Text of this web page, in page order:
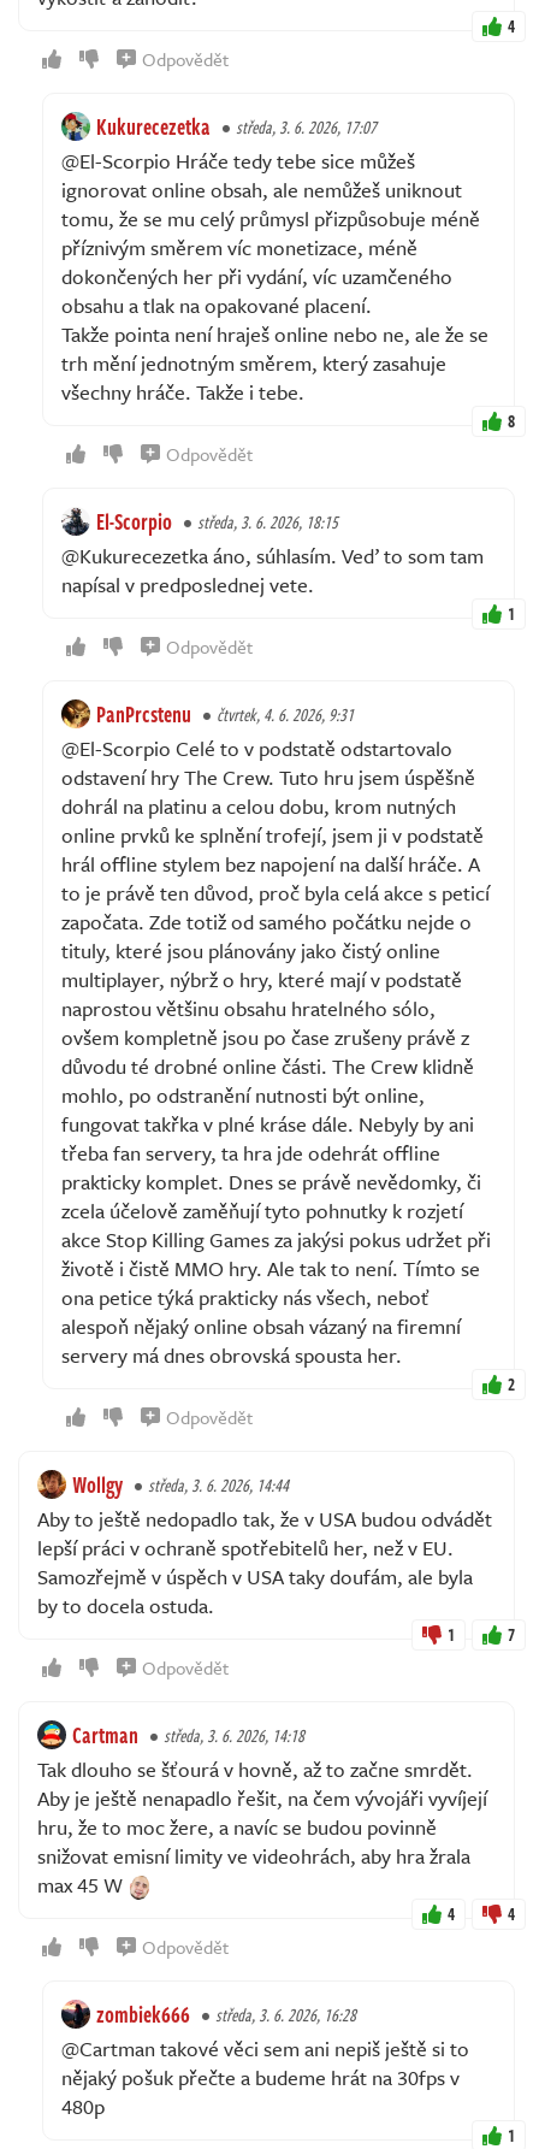
4
Odpovědět
Kukurecezetka středa, 3. 6. 2026, 17:07
@El-Scorpio Hráče tedy tebe sice můžeš
ignorovat online obsah, ale nemůžeš uniknout
tomu, že se mu celý průmysl přizpůsobuje méně
příznivým směrem víc monetizace, méně
dokončených her při vydání, víc uzamčeného
obsahu a tlak na opakované placení.
Takže pointa není hraješ online nebo ne, ale že se
trh mění jednotným směrem, který zasahuje
všechny hráče. Takže i tebe.
8
Odpovědět
El-Scorpio středa, 3. 6. 2026, 18:15
@Kukurecezetka áno, súhlasím. Veď to som tam
napísal v predposlednej vete.
1
Odpovědět
PanPrcstenu čtvrtek, 4. 6. 2026, 9:31
@El-Scorpio Celé to v podstatě odstartovalo
odstavení hry The Crew. Tuto hru jsem úspěšně
dohrál na platinu a celou dobu, krom nutných
online prvků ke splnění trofejí, jsem ji v podstatě
hrál offline stylem bez napojení na další hráče. A
to je právě ten důvod, proč byla celá akce s peticí
započata. Zde totiž od samého počátku nejde o
tituly, které jsou plánovány jako čistý online
multiplayer, nýbrž o hry, které mají v podstatě
naprostou většinu obsahu hratelného sólo,
ovšem kompletně jsou po čase zrušeny právě z
důvodu té drobné online části. The Crew klidně
mohlo, po odstranění nutnosti být online,
fungovat takřka v plné kráse dále. Nebyly by ani
třeba fan servery, ta hra jde odehrát offline
prakticky komplet. Dnes se právě nevědomky, či
zcela účelově zaměňují tyto pohnutky k rozjetí
akce Stop Killing Games za jakýsi pokus udržet při
životě i čistě MMO hry. Ale tak to není. Tímto se
ona petice týká prakticky nás všech, neboť
alespoň nějaký online obsah vázaný na firemní
servery má dnes obrovská spousta her.
2
Odpovědět
Wollgy středa, 3. 6. 2026, 14:44
Aby to ještě nedopadlo tak, že v USA budou odvádět
lepší práci v ochraně spotřebitelů her, než v EU.
Samozřejmě v úspěch v USA taky doufám, ale byla
by to docela ostuda.
1 7
Odpovědět
Cartman středa, 3. 6. 2026, 14:18
Tak dlouho se šťourá v hovně, až to začne smrdět.
Aby je ještě nenapadlo řešit, na čem vývojáři vyvíjejí
hru, že to moc žere, a navíc se budou povinně
snižovat emisní limity ve videohrách, aby hra žrala
max 45 W
4 4
Odpovědět
zombiek666 středa, 3. 6. 2026, 16:28
@Cartman takové věci sem ani nepiš ještě si to
nějaký pošuk přečte a budeme hrát na 30fps v
480p
1